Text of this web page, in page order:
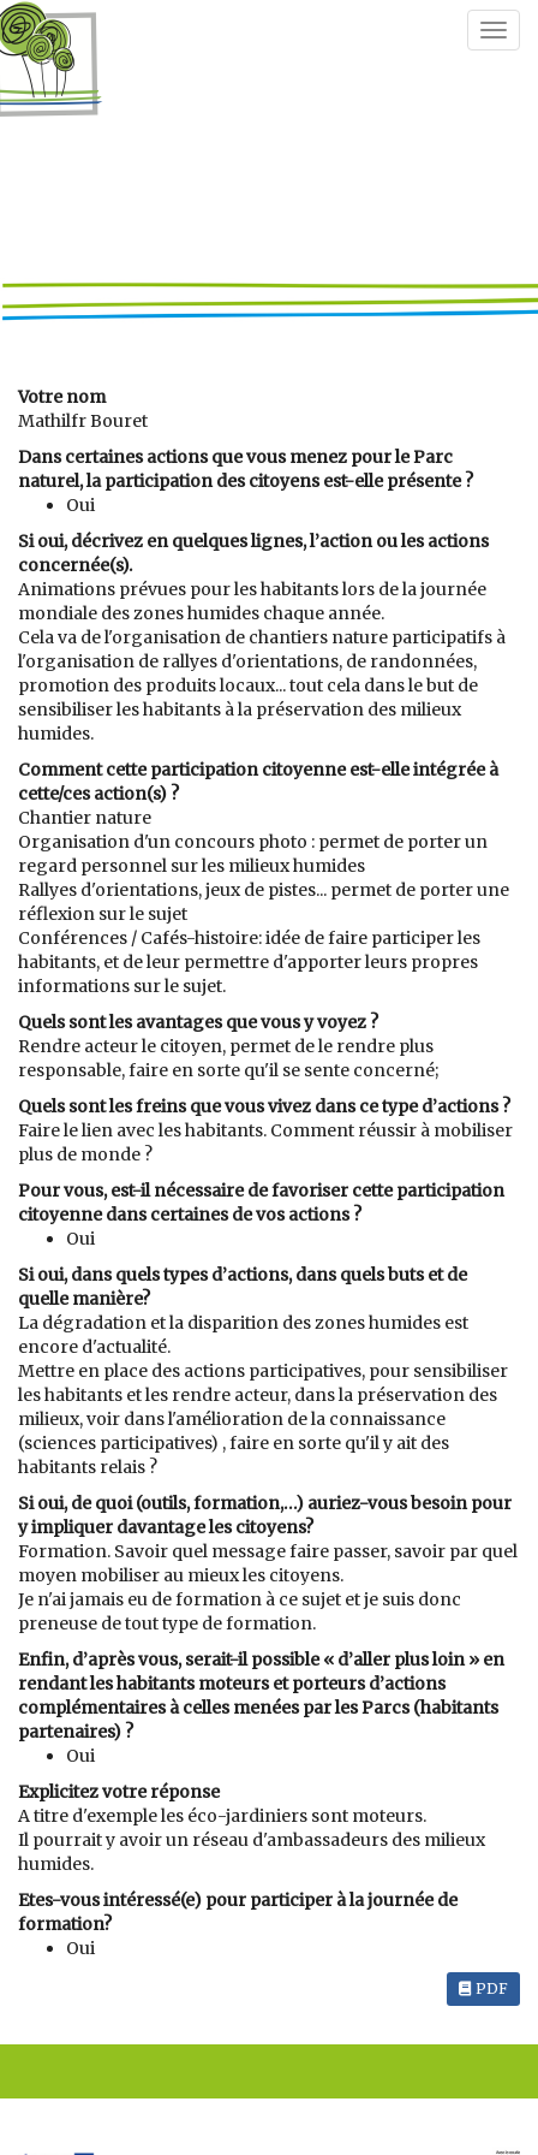
Votre nom
Mathilfr Bouret
Dans certaines actions que vous menez pour le Parc
naturel, la participation des citoyens est-elle présente ?
Oui
Si oui, décrivez en quelques lignes, l’action ou les actions
concernée(s).
Animations prévues pour les habitants lors de la journée
mondiale des zones humides chaque année.
Cela va de l'organisation de chantiers nature participatifs à
l'organisation de rallyes d'orientations, de randonnées,
promotion des produits locaux... tout cela dans le but de
sensibiliser les habitants à la préservation des milieux
humides.
Comment cette participation citoyenne est-elle intégrée à
cette/ces action(s) ?
Chantier nature
Organisation d'un concours photo : permet de porter un
regard personnel sur les milieux humides
Rallyes d'orientations, jeux de pistes... permet de porter une
réflexion sur le sujet
Conférences / Cafés-histoire: idée de faire participer les
habitants, et de leur permettre d'apporter leurs propres
informations sur le sujet.
Quels sont les avantages que vous y voyez ?
Rendre acteur le citoyen, permet de le rendre plus
responsable, faire en sorte qu'il se sente concerné;
Quels sont les freins que vous vivez dans ce type d’actions ?
Faire le lien avec les habitants. Comment réussir à mobiliser
plus de monde ?
Pour vous, est-il nécessaire de favoriser cette participation
citoyenne dans certaines de vos actions ?
Oui
Si oui, dans quels types d’actions, dans quels buts et de
quelle manière?
La dégradation et la disparition des zones humides est
encore d'actualité.
Mettre en place des actions participatives, pour sensibiliser
les habitants et les rendre acteur, dans la préservation des
milieux, voir dans l'amélioration de la connaissance
(sciences participatives) , faire en sorte qu'il y ait des
habitants relais ?
Si oui, de quoi (outils, formation,…) auriez-vous besoin pour
y impliquer davantage les citoyens?
Formation. Savoir quel message faire passer, savoir par quel
moyen mobiliser au mieux les citoyens.
Je n'ai jamais eu de formation à ce sujet et je suis donc
preneuse de tout type de formation.
Enfin, d’après vous, serait-il possible « d’aller plus loin » en
rendant les habitants moteurs et porteurs d’actions
complémentaires à celles menées par les Parcs (habitants
partenaires) ?
Oui
Explicitez votre réponse
A titre d'exemple les éco-jardiniers sont moteurs.
Il pourrait y avoir un réseau d'ambassadeurs des milieux
humides.
Etes-vous intéressé(e) pour participer à la journée de
formation?
Oui
PDF